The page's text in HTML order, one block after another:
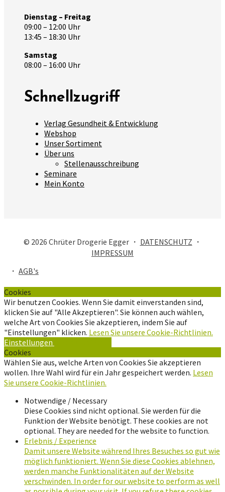
Dienstag – Freitag
09:00 – 12:00 Uhr
13:45 – 18:30 Uhr
Samstag
08:00 – 16:00 Uhr
Schnellzugriff
Verlag Gesundheit & Entwicklung
Webshop
Unser Sortiment
Über uns
Stellenausschreibung
Seminare
Mein Konto
© 2026 Chrüter Drogerie Egger ・ DATENSCHUTZ ・
IMPRESSUM
・ AGB's
Cookies
Wir benutzen Cookies. Wenn Sie damit einverstanden sind,
klicken Sie auf "Alle Akzeptieren". Sie können auch wählen,
welche Art von Cookies Sie akzeptieren, indem Sie auf
"Einstellungen" klicken. Lesen Sie unsere Cookie-Richtlinien.
Einstellungen
Cookies
Wählen Sie aus, welche Arten von Cookies Sie akzeptieren
wollen. Ihre Wahl wird für ein Jahr gespeichert werden. Lesen
Sie unsere Cookie-Richtlinien.
Notwendige / Necessary
Diese Cookies sind nicht optional. Sie werden für die
Funktion der Website benötigt. These cookies are not
optional. They are needed for the website to function.
Erlebnis / Experience
Damit unsere Website während Ihres Besuches so gut wie
möglich funktioniert. Wenn Sie diese Cookies ablehnen,
werden manche Funktionalitäten auf der Website
verschwinden. In order for our website to perform as well